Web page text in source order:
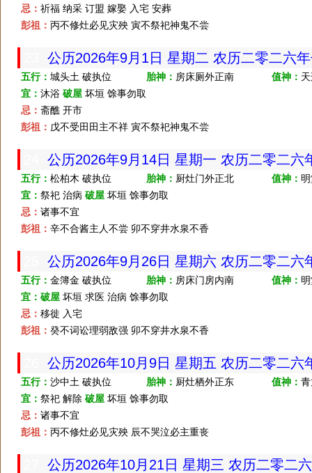
忌： 祈福 纳采 订盟 嫁娶 入宅 安葬
彭祖： 丙不修灶必见灾殃 寅不祭祀神鬼不尝
公历2026年9月1日 星期二 农历二零二六
五行： 城头土 破执位 胎神： 房床厕外正南 值神：
宜： 沐浴 破屋 坏垣 馀事勿取
忌： 斋醮 开市
彭祖： 戊不受田田主不祥 寅不祭祀神鬼不尝
公历2026年9月14日 星期一 农历二零二
五行： 松柏木 破执位 胎神： 厨灶门外正北 值神：
宜： 祭祀 治病 破屋 坏垣 馀事勿取
忌： 诸事不宜
彭祖： 辛不合酱主人不尝 卯不穿井水泉不香
公历2026年9月26日 星期六 农历二零二
五行： 金簿金 破执位 胎神： 房床门房内南 值神：
宜： 破屋 坏垣 求医 治病 馀事勿取
忌： 移徙 入宅
彭祖： 癸不词讼理弱敌强 卯不穿井水泉不香
公历2026年10月9日 星期五 农历二零二
五行： 沙中土 破执位 胎神： 厨灶栖外正东 值神：
宜： 祭祀 解除 破屋 坏垣 馀事勿取
忌： 诸事不宜
彭祖： 丙不修灶必见灾殃 辰不哭泣必主重丧
公历2026年10月21日 星期三 农历二零二